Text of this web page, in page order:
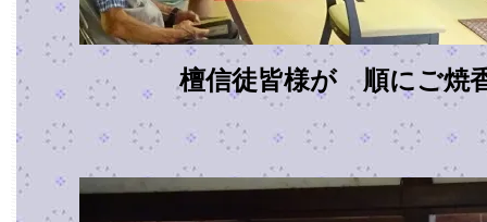
檀信徒皆様が 順にご焼